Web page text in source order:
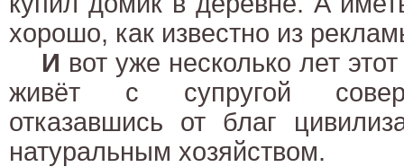
хорошо, как известно из
И вот уже несколько лет
живёт с супругой
отказавшись от благ
натуральным хозяйством.